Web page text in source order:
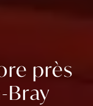
près
Bray